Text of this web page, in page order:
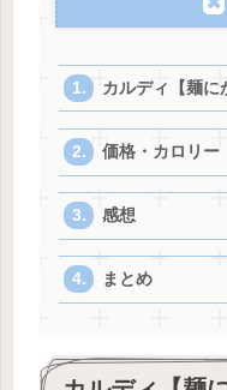
カルディ【麺
価格・カロリー
感想
まとめ